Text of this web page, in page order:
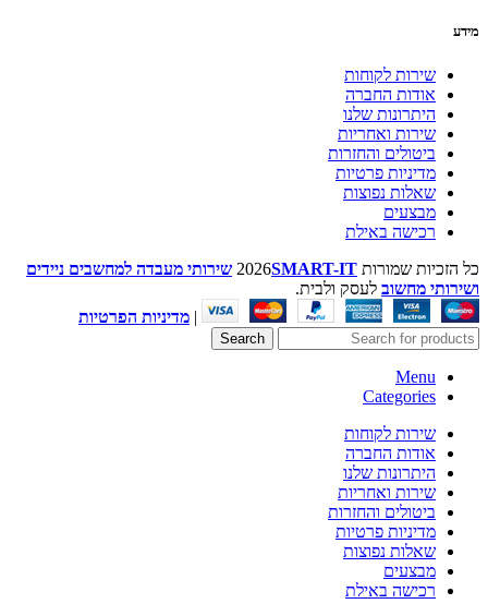
מידע
שירות לקוחות
אודות החברה
היתרונות שלנו
שירות ואחריות
ביטולים והחזרות
מדיניות פרטיות
שאלות נפוצות
מבצעים
רכישה באילת
כל הזכיות שמורות
2026SMART-IT
שירותי מעבדה למחשבים ניידים
ושירותי מחשוב לעסק ולבית.
| מדיניות הפרטיות
Search
Menu
Categories
שירות לקוחות
אודות החברה
היתרונות שלנו
שירות ואחריות
ביטולים והחזרות
מדיניות פרטיות
שאלות נפוצות
מבצעים
רכישה באילת